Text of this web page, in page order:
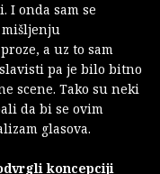
I onda sam se
mišljenju
a uz to sam
pa je bilo bitno
scene. Tako su neki
da bi se ovim
glasova.
koncepciji